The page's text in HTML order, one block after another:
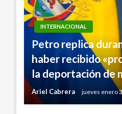
INTERNACIONAL
Petro replica
haber recibido
la deportación de
Ariel Cabrera jueves enero